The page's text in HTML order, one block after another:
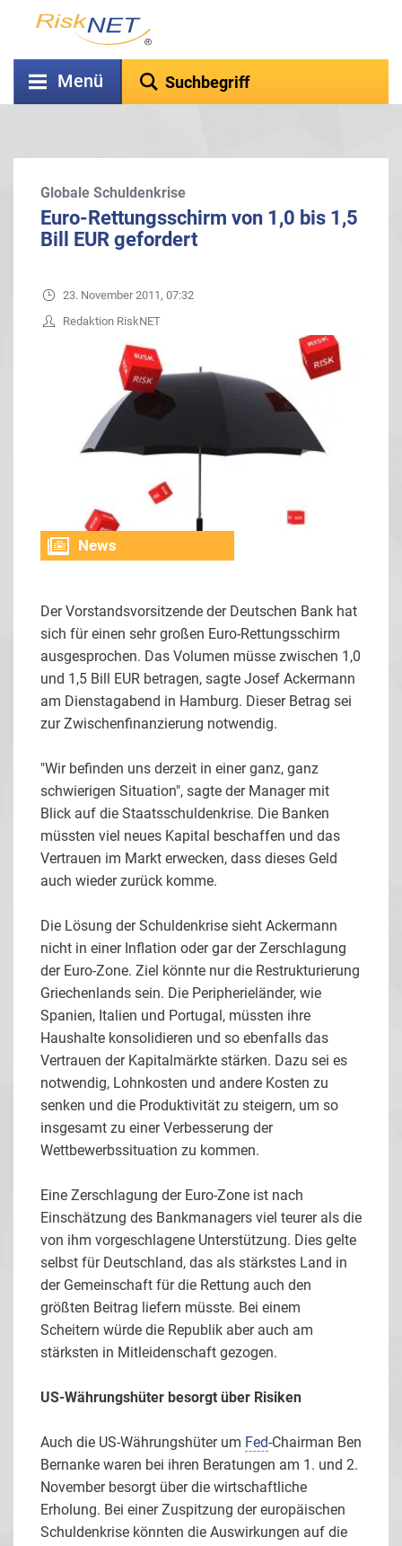
Menü
Globale Schuldenkrise
Euro-Rettungsschirm von 1,0 bis 1,5
Bill EUR gefordert
23. November 2011, 07:32
Redaktion RiskNET
News
Der Vorstandsvorsitzende der Deutschen Bank hat
sich für einen sehr großen Euro-Rettungsschirm
ausgesprochen. Das Volumen müsse zwischen 1,0
und 1,5 Bill EUR betragen, sagte Josef Ackermann
am Dienstagabend in Hamburg. Dieser Betrag sei
zur Zwischenfinanzierung notwendig.
"Wir befinden uns derzeit in einer ganz, ganz
schwierigen Situation", sagte der Manager mit
Blick auf die Staatsschuldenkrise. Die Banken
müssten viel neues Kapital beschaffen und das
Vertrauen im Markt erwecken, dass dieses Geld
auch wieder zurück komme.
Die Lösung der Schuldenkrise sieht Ackermann
nicht in einer Inflation oder gar der Zerschlagung
der Euro-Zone. Ziel könnte nur die Restrukturierung
Griechenlands sein. Die Peripherieländer, wie
Spanien, Italien und Portugal, müssten ihre
Haushalte konsolidieren und so ebenfalls das
Vertrauen der Kapitalmärkte stärken. Dazu sei es
notwendig, Lohnkosten und andere Kosten zu
senken und die Produktivität zu steigern, um so
insgesamt zu einer Verbesserung der
Wettbewerbssituation zu kommen.
Eine Zerschlagung der Euro-Zone ist nach
Einschätzung des Bankmanagers viel teurer als die
von ihm vorgeschlagene Unterstützung. Dies gelte
selbst für Deutschland, das als stärkstes Land in
der Gemeinschaft für die Rettung auch den
größten Beitrag liefern müsste. Bei einem
Scheitern würde die Republik aber auch am
stärksten in Mitleidenschaft gezogen.
US-Währungshüter besorgt über Risiken
Auch die US-Währungshüter um Fed-Chairman Ben
Bernanke waren bei ihren Beratungen am 1. und 2.
November besorgt über die wirtschaftliche
Erholung. Bei einer Zuspitzung der europäischen
Schuldenkrise könnten die Auswirkungen auf die